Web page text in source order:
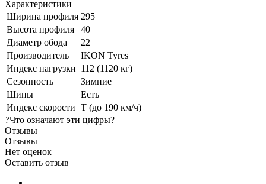
Характеристики
Ширина профиля 295
Высота профиля
40
Диаметр обода
22
Производитель
IKON Tyres
Индекс нагрузки 112 (1120 кг)
Сезонность
Зимние
Шипы
Есть
Индекс скорости T (до 190 км/ч)
?Что означают эти цифры?
Отзывы
Отзывы
Нет оценок
Оставить отзыв